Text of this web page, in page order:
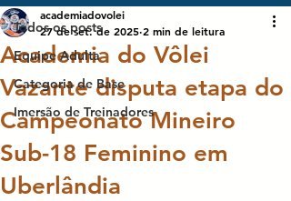
Todos os posts
Equipe Adulta
Categoria de Base
Imersão de Treinadores
Academia do Vôlei
Vazante disputa etapa do
Campeonato Mineiro
Sub-18 Feminino em
Uberlândia
academiadovolei
27 de set. de 2025 2 min de leitura